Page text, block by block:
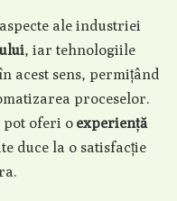
ale industriei
, iar tehnologiile
acest sens, permițând
proceselor.
pot oferi o experiență
duce la o satisfacție